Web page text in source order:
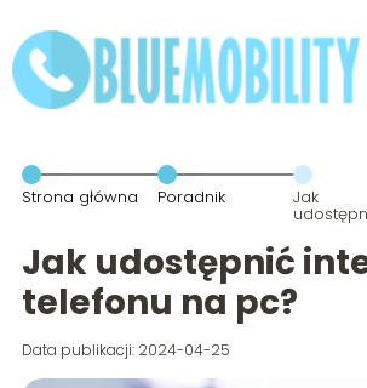
Strona główna Poradnik Jak
internet z
telefonu
pc?
Jak udostępnić
telefonu na pc?
Data publikacji: 2024-04-25